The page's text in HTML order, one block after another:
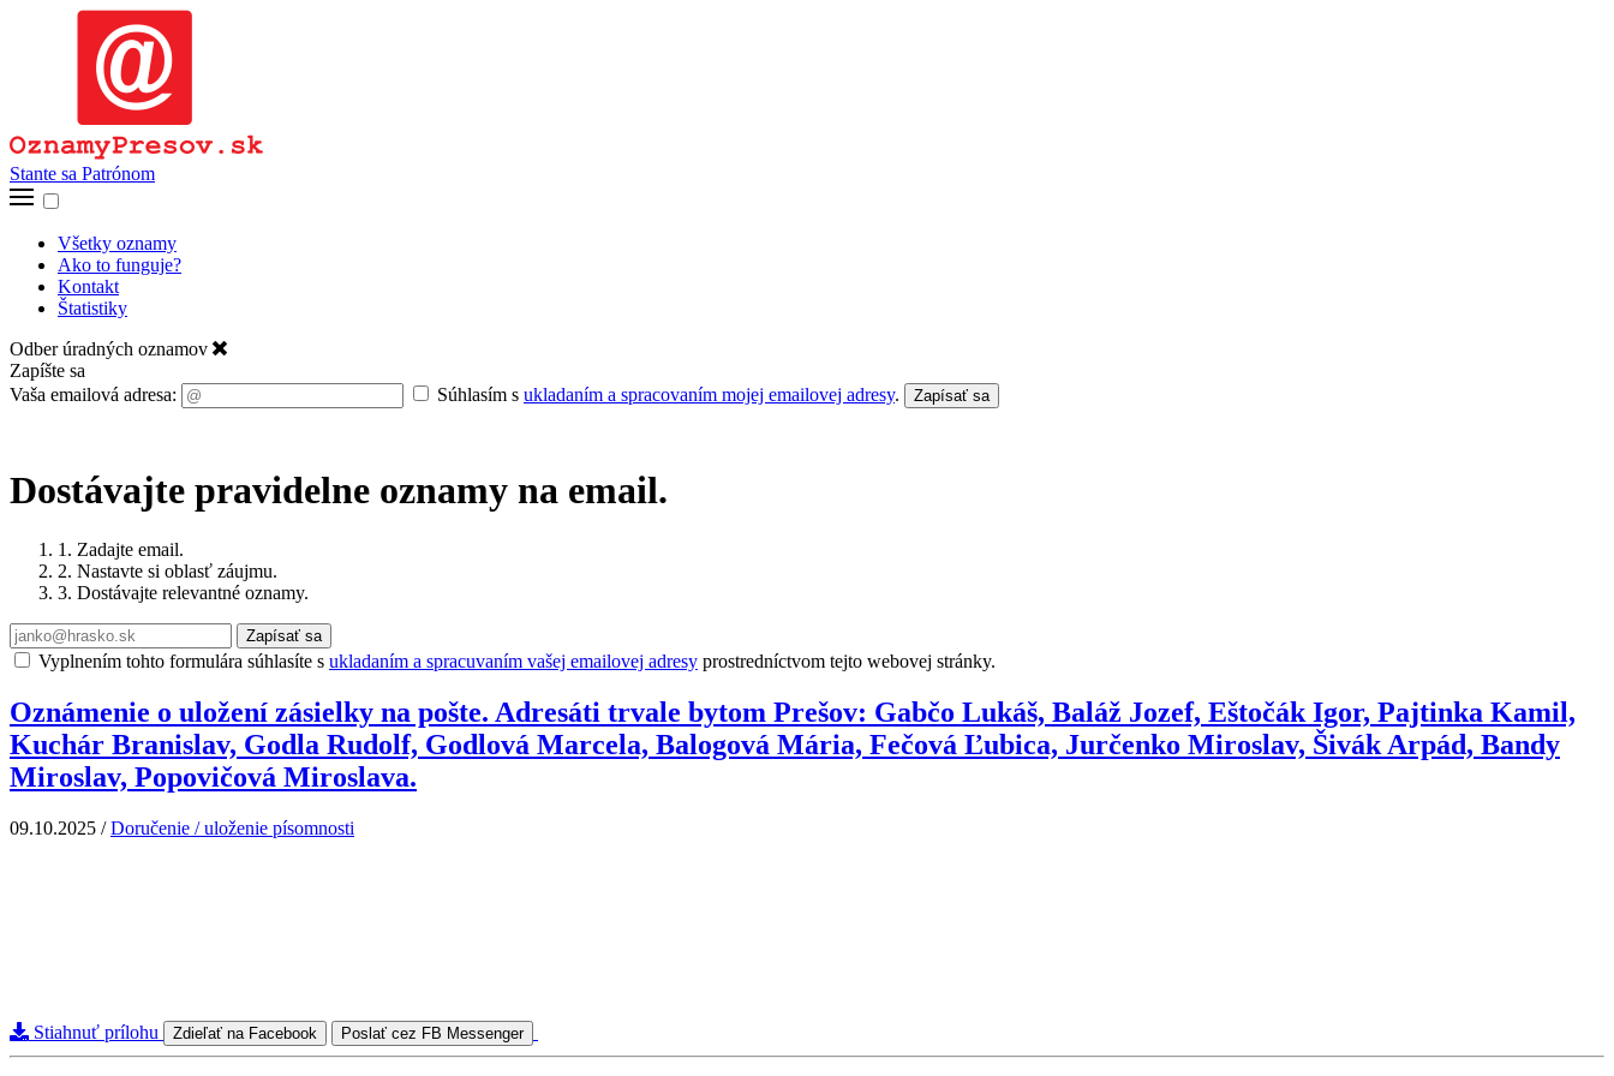
Stante sa Patrónom
Všetky oznamy
Ako to funguje?
Kontakt
Štatistiky
Odber úradných oznamov
Zapíšte sa
Vaša emailová adresa:
Súhlasím s ukladaním a spracovaním mojej emailovej adresy. Zapísať sa
Dostávajte pravidelne oznamy na email.
1. Zadajte email.
2. Nastavte si oblasť záujmu.
3. Dostávajte relevantné oznamy.
Zapísať sa
Vyplnením tohto formulára súhlasíte s ukladaním a spracuvaním vašej emailovej adresy prostredníctvom tejto webovej stránky.
Oznámenie o uložení zásielky na pošte. Adresáti trvale bytom Prešov: Gabčo Lukáš, Baláž Jozef, Eštočák Igor, Pajtinka Kamil,
Kuchár Branislav, Godla Rudolf, Godlová Marcela, Balogová Mária, Fečová Ľubica, Jurčenko Miroslav, Šivák Arpád, Bandy
Miroslav, Popovičová Miroslava.
09.10.2025 /Doručenie / uloženie písomnosti
Stiahnuť prílohu Zdieľať na Facebook Poslať cez FB Messenger